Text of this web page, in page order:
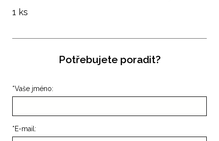
1 ks
Potřebujete poradit?
Vaše jméno:
*
E-mail:
*